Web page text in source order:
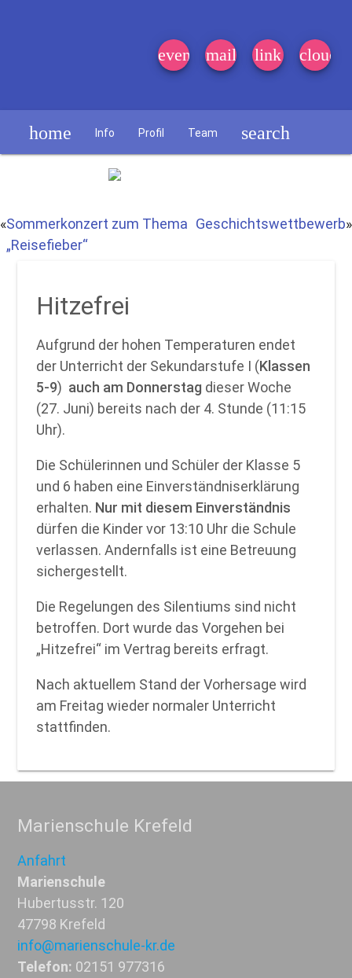
event_note
mail link cloud
home Info Profil Team search
«Sommerkonzert zum Thema
„Reisefieber“
Geschichtswettbewerb»
Hitzefrei
Aufgrund der hohen Temperaturen endet
der Unterricht der Sekundarstufe I (Klassen
5-9) auch am Donnerstag dieser Woche
(27. Juni) bereits nach der 4. Stunde (11:15
Uhr).
Die Schülerinnen und Schüler der Klasse 5
und 6 haben eine Einverständniserklärung
erhalten. Nur mit diesem Einverständnis
dürfen die Kinder vor 13:10 Uhr die Schule
verlassen. Andernfalls ist eine Betreuung
sichergestellt.
Die Regelungen des Silentiums sind nicht
betroffen. Dort wurde das Vorgehen bei
„Hitzefrei“ im Vertrag bereits erfragt.
Nach aktuellem Stand der Vorhersage wird
am Freitag wieder normaler Unterricht
stattfinden.
Marienschule Krefeld
Anfahrt
Marienschule
Hubertusstr. 120
47798 Krefeld
info@marienschule-kr.de
Telefon: 02151 977316